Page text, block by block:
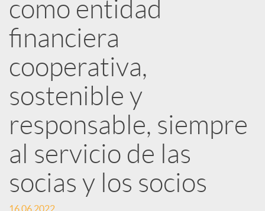
d
o
r
d
e
como entidad
financiera
cooperativa,
sostenible y
responsable, siempre
al servicio de las
socias y los socios
16.06.2022